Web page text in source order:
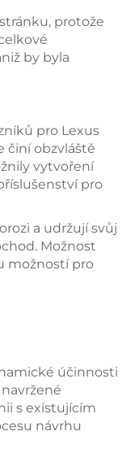
protože
by byla
pro Lexus
činí obzvláště
vytvoření
pro
a udržují svůj
Možnost
možností pro
účinnosti
s existujícím
návrhu